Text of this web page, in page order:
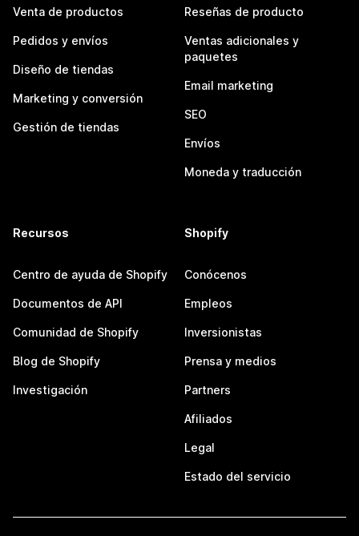
Venta de productos
Pedidos y envíos
Diseño de tiendas
Marketing y conversión
Gestión de tiendas
Reseñas de producto
Ventas adicionales y
paquetes
Email marketing
SEO
Envíos
Moneda y traducción
Recursos
Centro de ayuda de Shopify
Documentos de API
Comunidad de Shopify
Blog de Shopify
Investigación
Shopify
Conócenos
Empleos
Inversionistas
Prensa y medios
Partners
Afiliados
Legal
Estado del servicio